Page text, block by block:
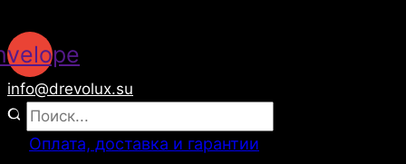
info@drevolux.su
Оплата, доставка и гарантии